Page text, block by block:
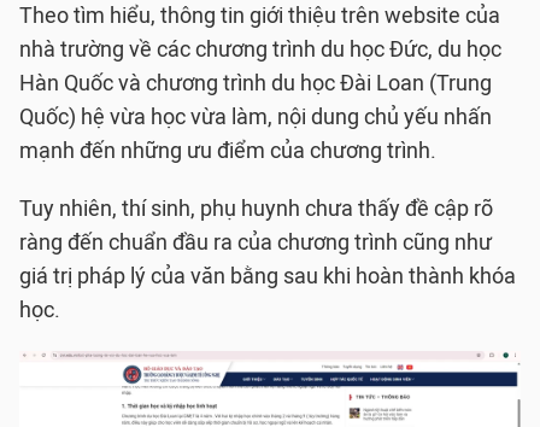
Theo tìm hiểu, thông tin giới thiệu trên website của
nhà trường về các chương trình du học Đức, du học
Hàn Quốc và chương trình du học Đài Loan (Trung
Quốc) hệ vừa học vừa làm, nội dung chủ yếu nhấn
mạnh đến những ưu điểm của chương trình.
Tuy nhiên, thí sinh, phụ huynh chưa thấy đề cập rõ
ràng đến chuẩn đầu ra của chương trình cũng như
giá trị pháp lý của văn bằng sau khi hoàn thành khóa
học.